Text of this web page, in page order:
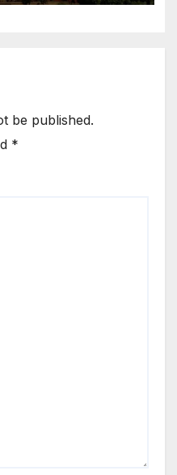
be published.
*